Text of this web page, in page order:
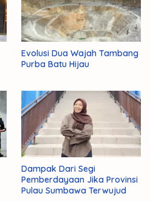
Evolusi Dua Wajah Tambang
Purba Batu Hijau
Dampak Dari Segi
Pemberdayaan Jika Provinsi
Pulau Sumbawa Terwujud